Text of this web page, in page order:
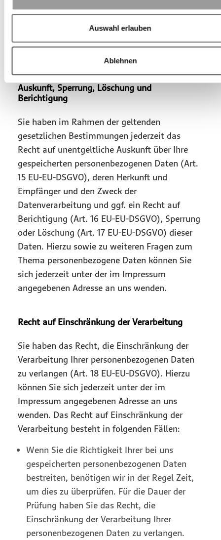
Auswahl erlauben
Ablehnen
Wenn die SSL- bzw. TLS-Verschlüsselung
aktiviert ist, können die Daten, die Sie an uns
übermitteln, nicht von Dritten mitgelesen
Auskunft, Sperrung, Löschung und
Berichtigung
Sie haben im Rahmen der geltenden
gesetzlichen Bestimmungen jederzeit das
Recht auf unentgeltliche Auskunft über Ihre
gespeicherten personenbezogenen Daten (Art.
15 EU-EU-DSGVO), deren Herkunft und
Empfänger und den Zweck der
Datenverarbeitung und ggf. ein Recht auf
Berichtigung (Art. 16 EU-EU-DSGVO), Sperrung
oder Löschung (Art. 17 EU-EU-DSGVO) dieser
Daten. Hierzu sowie zu weiteren Fragen zum
Thema personenbezogene Daten können Sie
sich jederzeit unter der im Impressum
angegebenen Adresse an uns wenden.
Recht auf Einschränkung der Verarbeitung
Sie haben das Recht, die Einschränkung der
Verarbeitung Ihrer personenbezogenen Daten
zu verlangen (Art. 18 EU-EU-DSGVO). Hierzu
können Sie sich jederzeit unter der im
Impressum angegebenen Adresse an uns
wenden. Das Recht auf Einschränkung der
Verarbeitung besteht in folgenden Fällen:
Wenn Sie die Richtigkeit Ihrer bei uns
gespeicherten personenbezogenen Daten
bestreiten, benötigen wir in der Regel Zeit,
um dies zu überprüfen. Für die Dauer der
Prüfung haben Sie das Recht, die
Einschränkung der Verarbeitung Ihrer
personenbezogenen Daten zu verlangen.